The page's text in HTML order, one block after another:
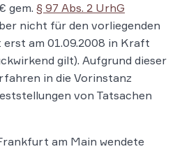
gem. § 97 Abs. 2 UrhG
nicht für den vorliegenden
erst am 01.09.2008 in Kraft
gilt). Aufgrund dieser
in die Vorinstanz
von Tatsachen
am Main wendete